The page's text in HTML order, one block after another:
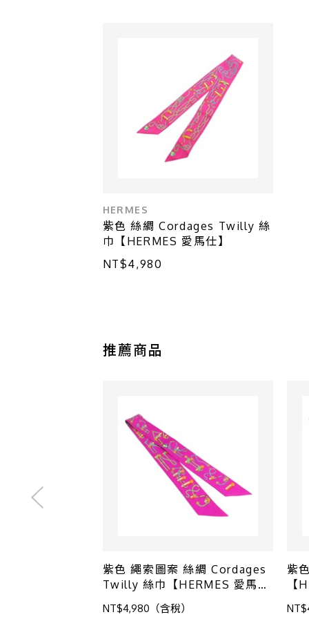
HERMES
紫色 絲綢 Cordages Twilly 絲
巾【HERMES 愛馬仕】
NT$4,980
推薦商品
紫色 繩索圖案 絲綢 Cordages
Twilly 絲巾【HERMES 愛馬
NT$4,980（含稅）
紫
【